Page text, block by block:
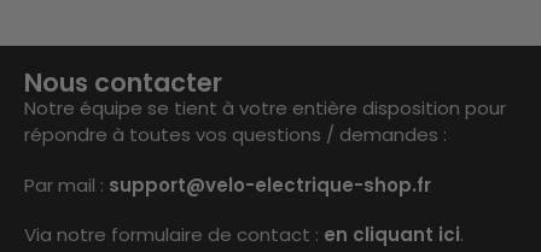
Nous contacter
Notre équipe se tient à votre entière disposition pour
répondre à toutes vos questions / demandes :
Par mail : support@velo-electrique-shop.fr
Via notre formulaire de contact : en cliquant ici.